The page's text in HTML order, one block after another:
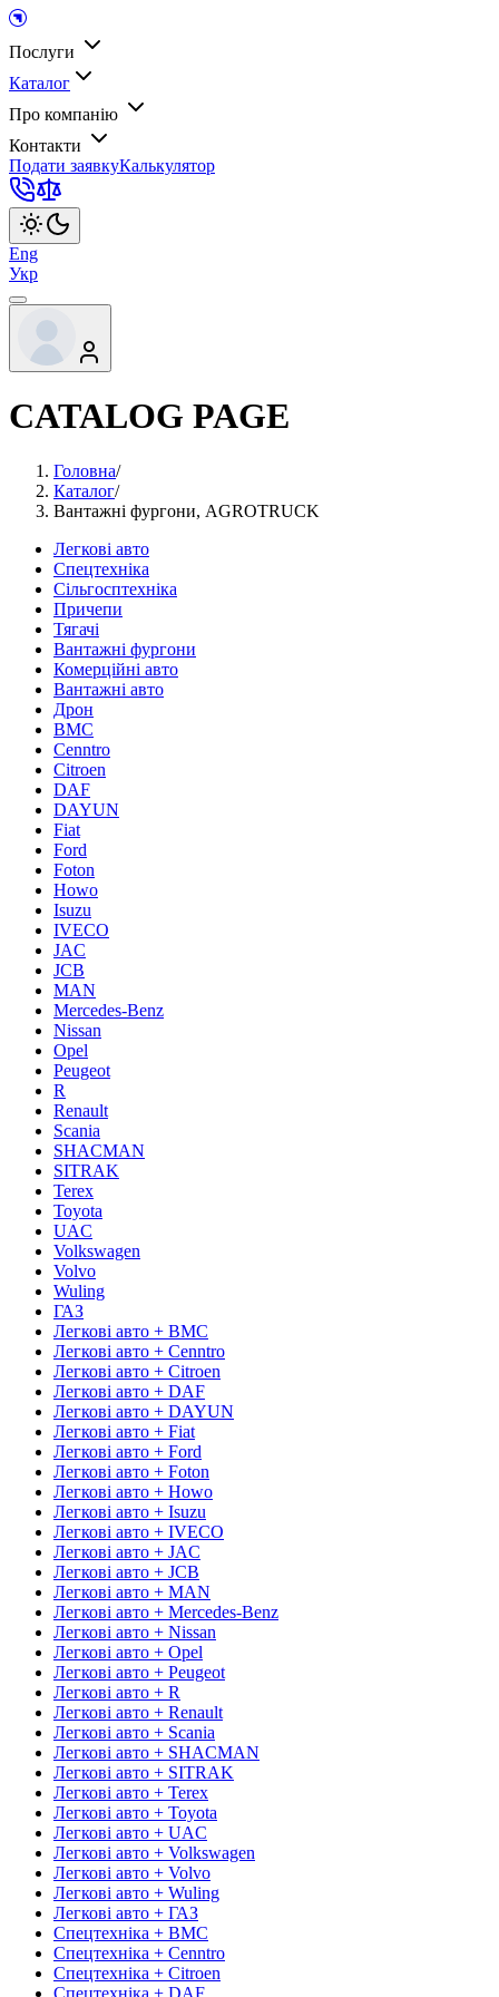
Послуги
Каталог
Про компанію
Контакти
Подати заявкуКалькулятор
Eng
Укр
CATALOG PAGE
Головна/
Каталог/
Вантажні фургони, AGROTRUCK
Легкові авто
Спецтехніка
Сільгосптехніка
Причепи
Тягачі
Вантажні фургони
Комерційні авто
Вантажні авто
Дрон
BMC
Cenntro
Citroen
DAF
DAYUN
Fiat
Ford
Foton
Howo
Isuzu
IVECO
JAC
JCB
MAN
Mercedes-Benz
Nissan
Opel
Peugeot
R
Renault
Scania
SHACMAN
SITRAK
Terex
Toyota
UAC
Volkswagen
Volvo
Wuling
ГАЗ
Легкові авто + BMC
Легкові авто + Cenntro
Легкові авто + Citroen
Легкові авто + DAF
Легкові авто + DAYUN
Легкові авто + Fiat
Легкові авто + Ford
Легкові авто + Foton
Легкові авто + Howo
Легкові авто + Isuzu
Легкові авто + IVECO
Легкові авто + JAC
Легкові авто + JCB
Легкові авто + MAN
Легкові авто + Mercedes-Benz
Легкові авто + Nissan
Легкові авто + Opel
Легкові авто + Peugeot
Легкові авто + R
Легкові авто + Renault
Легкові авто + Scania
Легкові авто + SHACMAN
Легкові авто + SITRAK
Легкові авто + Terex
Легкові авто + Toyota
Легкові авто + UAC
Легкові авто + Volkswagen
Легкові авто + Volvo
Легкові авто + Wuling
Легкові авто + ГАЗ
Спецтехніка + BMC
Спецтехніка + Cenntro
Спецтехніка + Citroen
Спецтехніка + DAF